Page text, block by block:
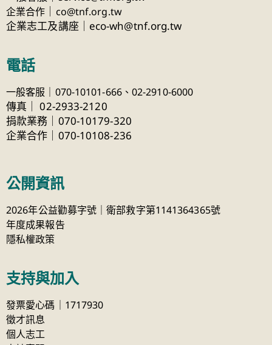
企業合作
co@tnf.org.tw
企業志工及講座｜eco-wh@tnf.org.tw
電話
一般客服｜070-10101-666、 02-2910-6000
傳真
02-2933-2120
捐款業務｜070-10179-320
企業合作｜070-10108-236
公開資訊
2026年公益勸募字號｜衛部救字第1141364365號
年度成果報告
隱私權政策
支持與加入
發票愛心碼｜1717930
徵才訊息
個人志工